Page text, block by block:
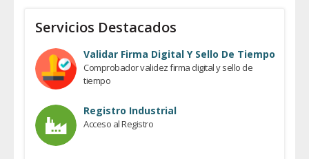
Servicios Destacados
Validar Firma Digital Y Sello De Tiempo
Comprobador validez firma digital y sello de
tiempo
Registro Industrial
Acceso al Registro